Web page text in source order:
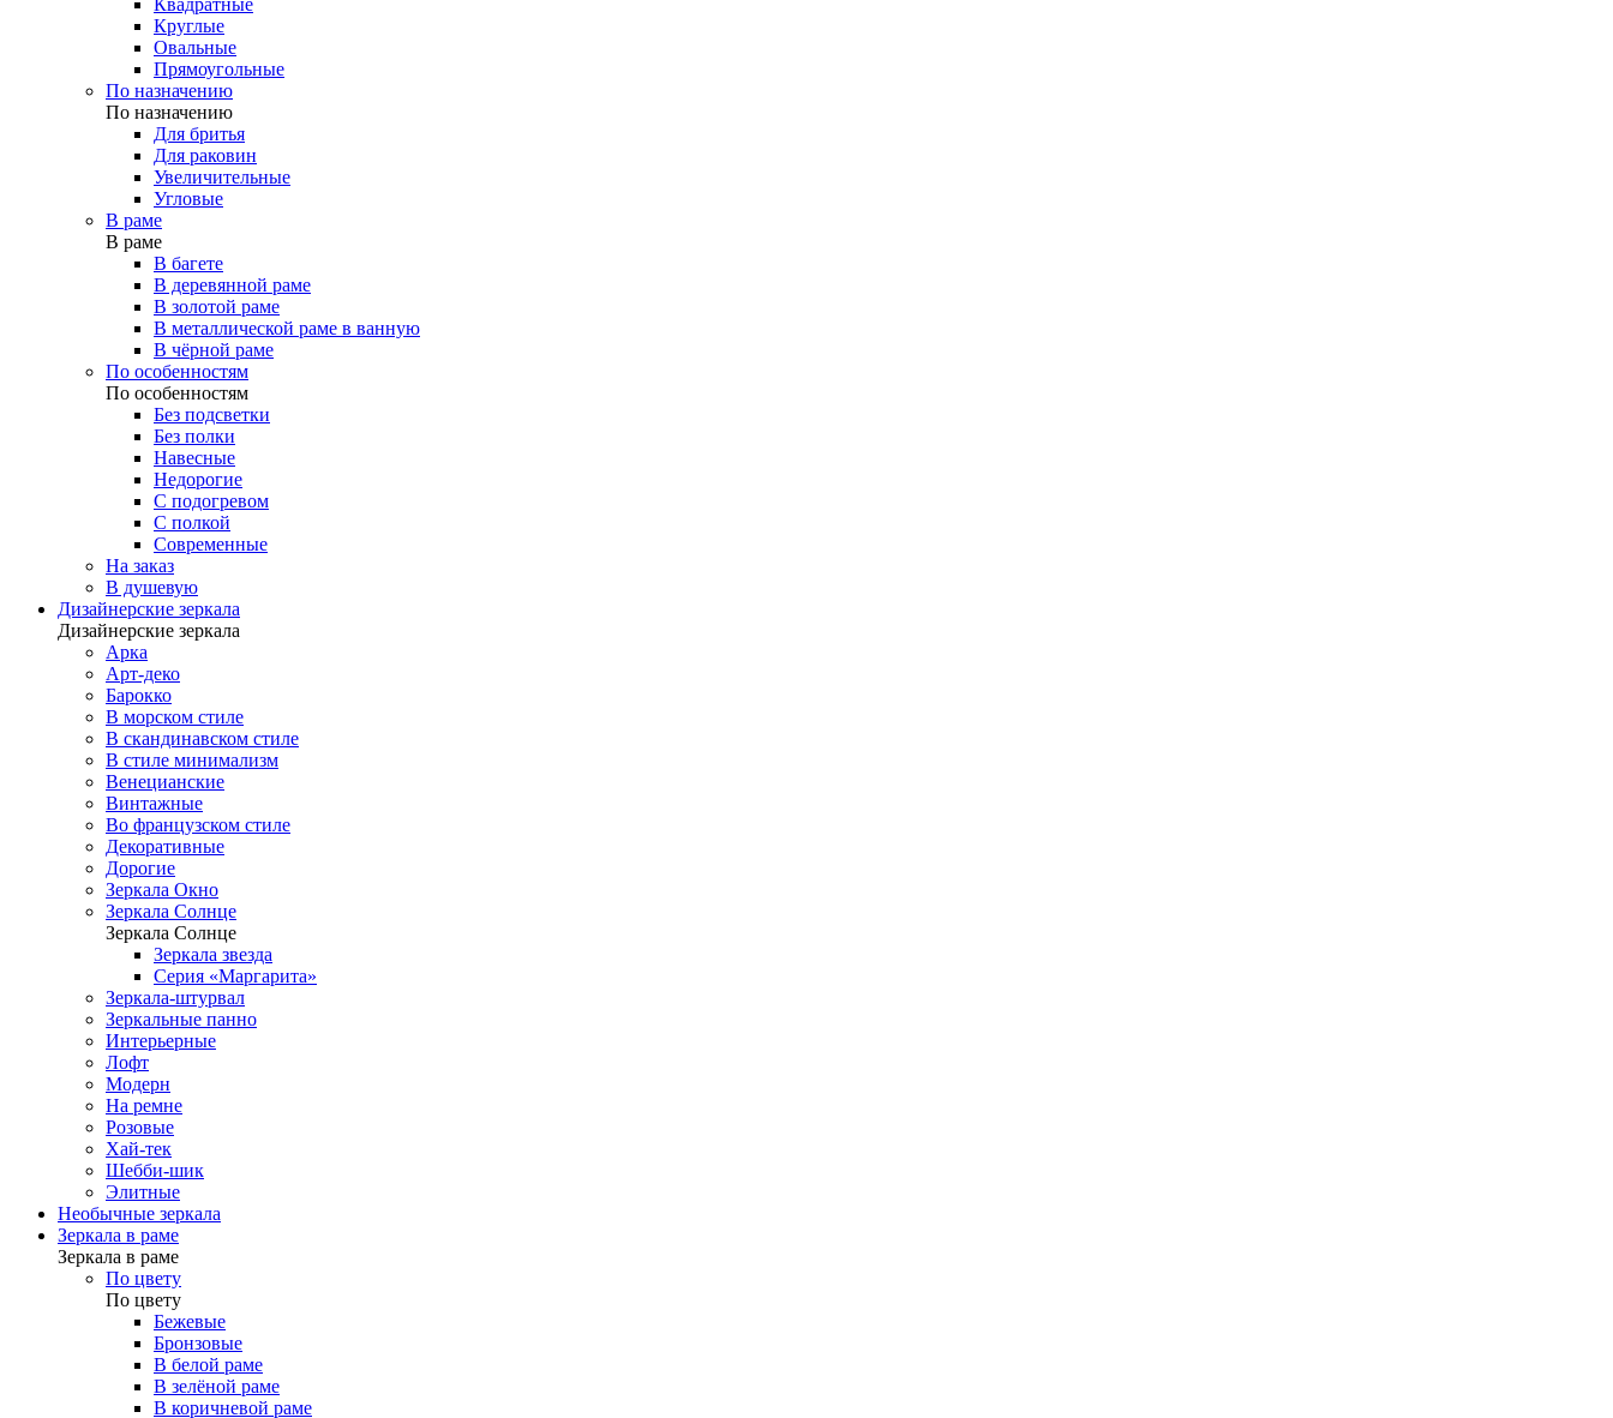
Квадратные
Круглые
Овальные
Прямоугольные
По назначению
По назначению
Для бритья
Для раковин
Увеличительные
Угловые
В раме
В раме
В багете
В деревянной раме
В золотой раме
В металлической раме в ванную
В чёрной раме
По особенностям
По особенностям
Без подсветки
Без полки
Навесные
Недорогие
С подогревом
С полкой
Современные
На заказ
В душевую
Дизайнерские зеркала
Дизайнерские зеркала
Арка
Арт-деко
Барокко
В морском стиле
В скандинавском стиле
В стиле минимализм
Венецианские
Винтажные
Во французском стиле
Декоративные
Дорогие
Зеркала Окно
Зеркала Солнце
Зеркала Солнце
Зеркала звезда
Серия «Маргарита»
Зеркала-штурвал
Зеркальные панно
Интерьерные
Лофт
Модерн
На ремне
Розовые
Хай-тек
Шебби-шик
Элитные
Необычные зеркала
Зеркала в раме
Зеркала в раме
По цвету
По цвету
Бежевые
Бронзовые
В белой раме
В зелёной раме
В коричневой раме